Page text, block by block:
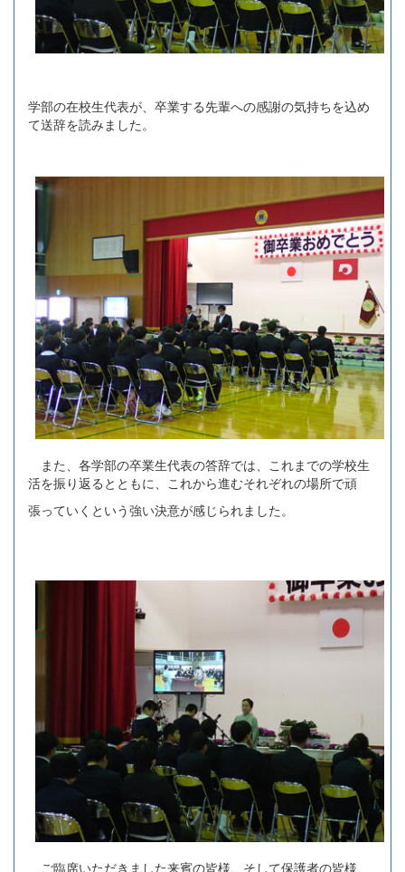
学部の在校生代表が、卒業する先輩への感謝の気持ちを込め
て送辞を読みました。
また、各学部の卒業生代表の答辞では、これまでの学校生
活を振り返るとともに、これから進むそれぞれの場所で頑
張っていくという強い決意が感じられました。
ご臨席いただきました来賓の皆様、そして保護者の皆様、